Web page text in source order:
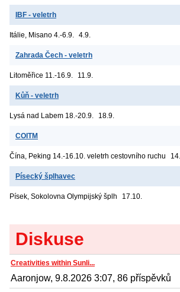
IBF - veletrh
Itálie, Misano 4.-6.9. 4.9.
Zahrada Čech - veletrh
Litoměřice 11.-16.9. 11.9.
Kůň - veletrh
Lysá nad Labem 18.-20.9. 18.9.
COITM
Čína, Peking 14.-16.10. veletrh cestovního ruchu
Písecký šplhavec
Písek, Sokolovna Olympijský šplh 17.10.
Diskuse
Creativities within Sunli...
Aaronjow, 9.8.2026 3:07, 86 příspěvků